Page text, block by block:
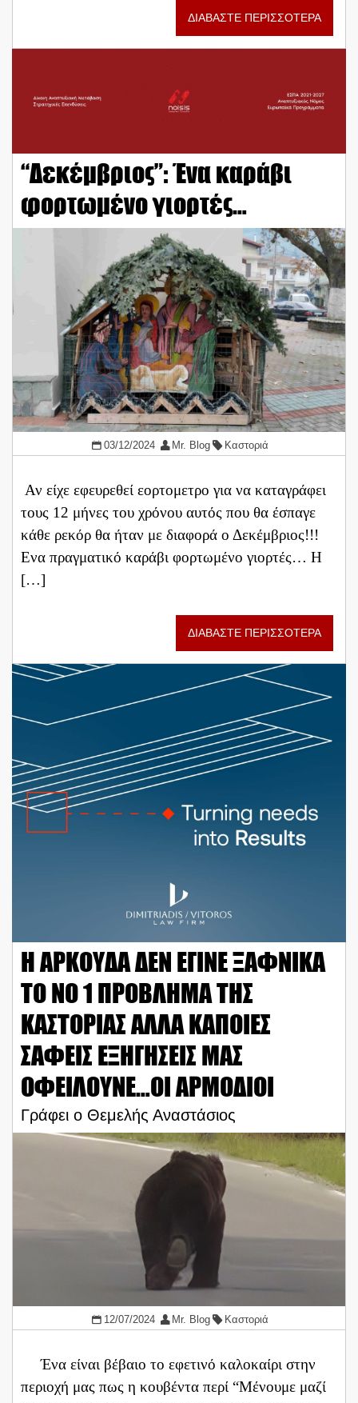
ΔΙΑΒΑΣΤΕ ΠΕΡΙΣΣΟΤΕΡΑ
“Δεκέμβριος”: Ένα καράβι
φορτωμένο γιορτές…
03/12/2024 Mr. Blog Καστοριά
Αν είχε εφευρεθεί εορτομετρο για να καταγράφει
τους 12 μήνες του χρόνου αυτός που θα έσπαγε
κάθε ρεκόρ θα ήταν με διαφορά ο Δεκέμβριος!!!
Ενα πραγματικό καράβι φορτωμένο γιορτές… Η
[…]
ΔΙΑΒΑΣΤΕ ΠΕΡΙΣΣΟΤΕΡΑ
Η ΑΡΚΟΥΔΑ ΔΕΝ ΕΓΙΝΕ ΞΑΦΝΙΚΑ
ΤΟ ΝΟ 1 ΠΡΟΒΛΗΜΑ ΤΗΣ
ΚΑΣΤΟΡΙΑΣ ΑΛΛΑ ΚΑΠΟΙΕΣ
ΣΑΦΕΙΣ ΕΞΗΓΗΣΕΙΣ ΜΑΣ
ΟΦΕΙΛΟΥΝΕ…ΟΙ ΑΡΜΟΔΙΟΙ
Γράφει ο Θεμελής Αναστάσιος
12/07/2024 Mr. Blog Καστοριά
Ένα είναι βέβαιο το εφετινό καλοκαίρι στην
περιοχή μας πως η κουβέντα περί “Μένουμε μαζί